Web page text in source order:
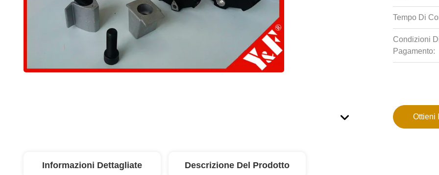
Tempo Di
Condizioni
Pagamento:
Ottieni
Informazioni Dettagliate Descrizione Del Prodotto